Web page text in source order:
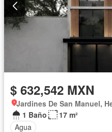
$ 632,542 MXN
Jardines De San Manuel,
1 Baño
17 m²
Agua